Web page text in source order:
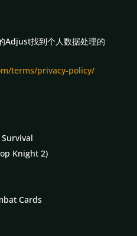
Adjust找到个人数据处理的
terms/privacy-policy/
Knight 2)
Cards